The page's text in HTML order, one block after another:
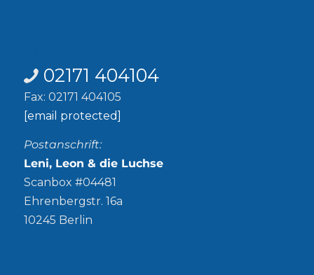
02171 404104
Fax: 02171 404105
[email protected]
Postanschrift:
Leni, Leon & die Luchse
Scanbox #04481
Ehrenbergstr. 16a
10245 Berlin